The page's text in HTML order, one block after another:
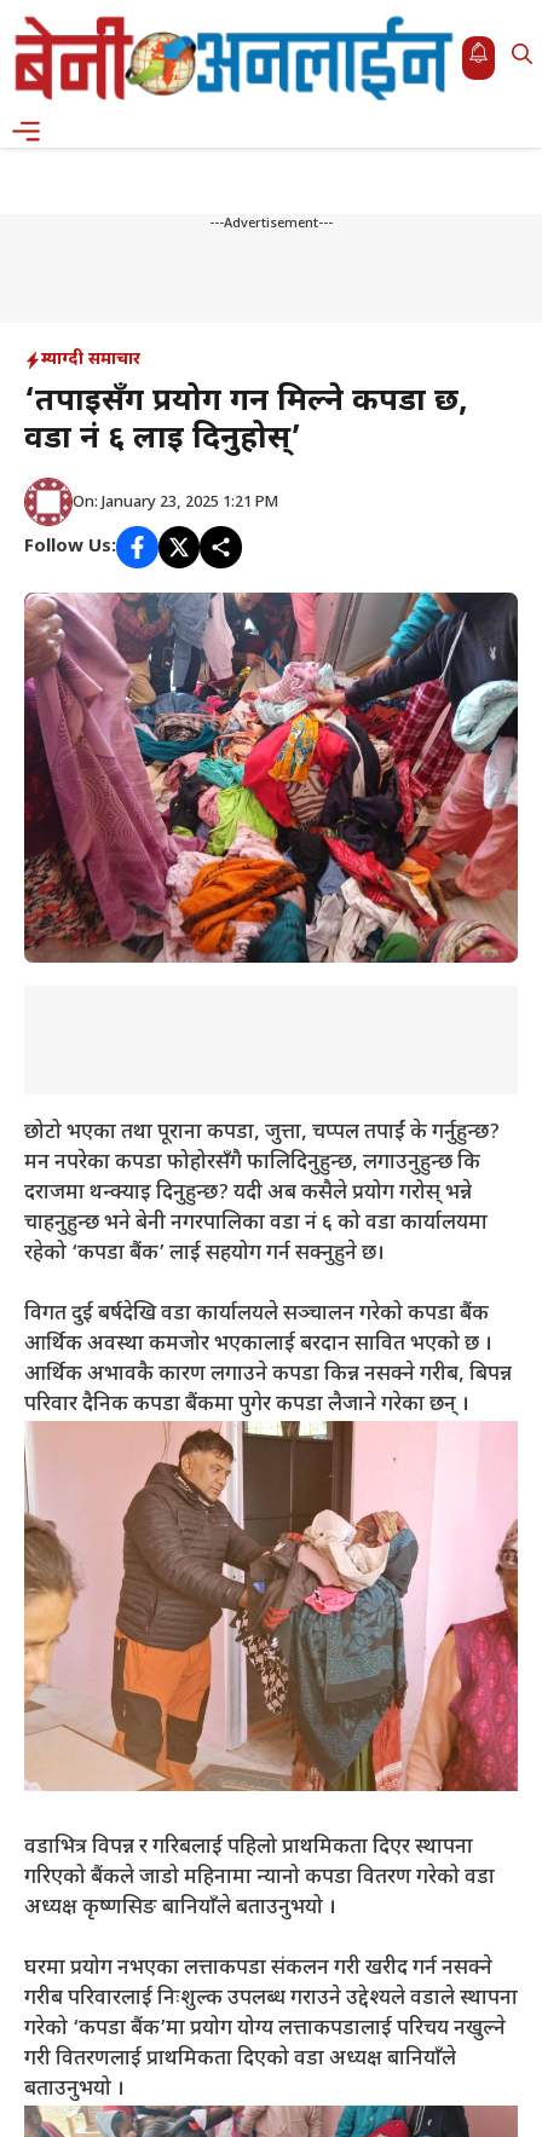
Skip
to
content
---Advertisement---
म्याग्दी समाचार
‘तपाईसँग प्रयोग गर्न मिल्ने कपडा छ,
वडा नं ६ लाई दिनुहोस्’
On: January 23, 2025 1:21 PM
Follow Us:
छोटो भएका तथा पूराना कपडा, जुत्ता, चप्पल तपाईं के गर्नुहुन्छ?
मन नपरेका कपडा फोहोरसँगै फालिदिनुहुन्छ, लगाउनुहुन्छ कि
दराजमा थन्क्याइ दिनुहुन्छ? यदी अब कसैले प्रयोग गरोस् भन्ने
चाहनुहुन्छ भने बेनी नगरपालिका वडा नं ६ को वडा कार्यालयमा
रहेको ‘कपडा बैंक’ लाई सहयोग गर्न सक्नुहुने छ।
विगत दुई बर्षदेखि वडा कार्यालयले सञ्चालन गरेको कपडा बैंक
आर्थिक अवस्था कमजोर भएकालाई बरदान सावित भएको छ ।
आर्थिक अभावकै कारण लगाउने कपडा किन्न नसक्ने गरीब, बिपन्न
परिवार दैनिक कपडा बैंकमा पुगेर कपडा लैजाने गरेका छन् ।
वडाभित्र विपन्न र गरिबलाई पहिलो प्राथमिकता दिएर स्थापना
गरिएको बैंकले जाडो महिनामा न्यानो कपडा वितरण गरेको वडा
अध्यक्ष कृष्णसिङ बानियाँले बताउनुभयो ।
घरमा प्रयोग नभएका लत्ताकपडा संकलन गरी खरीद गर्न नसक्ने
गरीब परिवारलाई निःशुल्क उपलब्ध गराउने उद्देश्यले वडाले स्थापना
गरेको ‘कपडा बैंक’मा प्रयोग योग्य लत्ताकपडालाई परिचय नखुल्ने
गरी वितरणलाई प्राथमिकता दिएको वडा अध्यक्ष बानियाँले
बताउनुभयो ।